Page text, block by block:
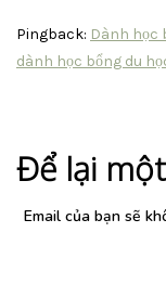
Pingback: Dành học
dành học bổng du
Để lại
Email của bạn sẽ